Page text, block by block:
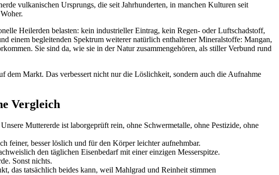
vulkanischen Ursprungs, die seit Jahrhunderten, in manchen Kulturen seit
Heilerden belasten: kein industrieller Eintrag, kein Regen- oder Luftschadstoff,
einem begleitenden Spektrum weiterer natürlich enthaltener Mineralstoffe: Mangan,
Sie sind da, wie sie in der Natur zusammengehören, als stiller Verbund rund
Markt. Das verbessert nicht nur die Löslichkeit, sondern auch die Aufnahme
Vergleich
Muttererde ist laborgeprüft rein, ohne Schwermetalle, ohne Pestizide, ohne
feiner, besser löslich und für den Körper leichter aufnehmbar.
den täglichen Eisenbedarf mit einer einzigen Messerspitze.
Sonst nichts.
das tatsächlich beides kann, weil Mahlgrad und Reinheit stimmen